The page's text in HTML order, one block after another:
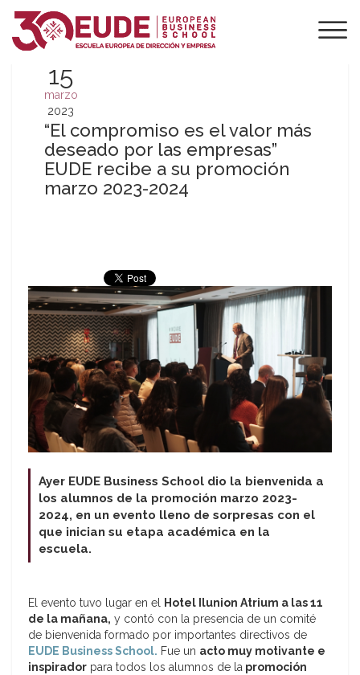
15
marzo
2023
“El compromiso es el valor más
deseado por las empresas”
EUDE recibe a su promoción
marzo 2023-2024
Ayer EUDE Business School dio la bienvenida a
los alumnos de la promoción marzo 2023-
2024, en un evento lleno de sorpresas con el
que inician su etapa académica en la
escuela.
El evento tuvo lugar en el Hotel Ilunion Atrium a las 11
de la mañana, y contó con la presencia de un comité
de bienvenida formado por importantes directivos de
EUDE Business School. Fue un acto muy motivante e
inspirador para todos los alumnos de la promoción